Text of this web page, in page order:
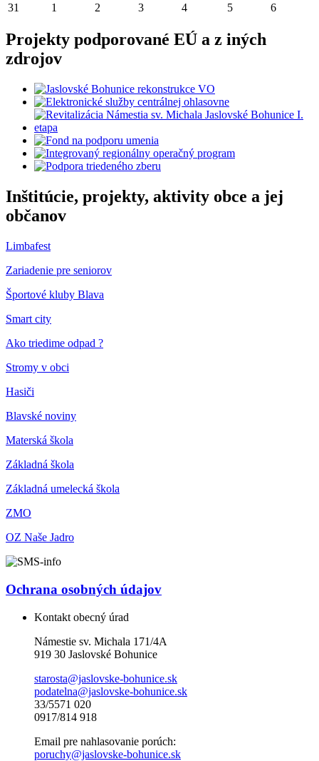
31 1 2 3 4 5 6
Projekty podporované EÚ a z iných
zdrojov
Inštitúcie, projekty, aktivity obce a jej
občanov
Limbafest
Zariadenie pre seniorov
Športové kluby Blava
Smart city
Ako triedime odpad ?
Stromy v obci
Hasiči
Blavské noviny
Materská škola
Základná škola
Základná umelecká škola
ZMO
OZ Naše Jadro
Ochrana osobných údajov
Kontakt obecný úrad
Námestie sv. Michala 171/4A
919 30 Jaslovské Bohunice
starosta@jaslovske-bohunice.sk
podatelna@jaslovske-bohunice.sk
33/5571 020
0917/814 918
Email pre nahlasovanie porúch:
poruchy@jaslovske-bohunice.sk